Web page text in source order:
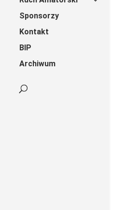
Sponsorzy
Kontakt
BIP
Archiwum